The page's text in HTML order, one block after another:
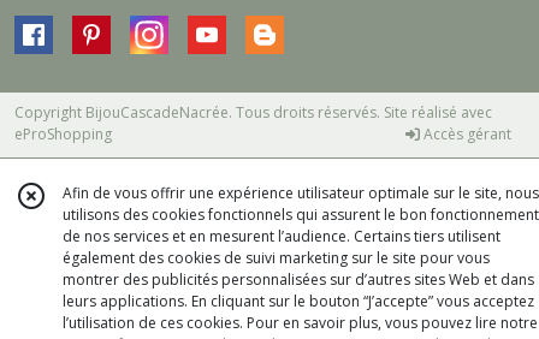
Copyright BijouCascadeNacrée. Tous droits réservés. Site réalisé avec
eProShopping
Accès gérant
Afin de vous offrir une expérience utilisateur optimale sur le site, nous
utilisons des cookies fonctionnels qui assurent le bon fonctionnement
de nos services et en mesurent l’audience. Certains tiers utilisent
également des cookies de suivi marketing sur le site pour vous
montrer des publicités personnalisées sur d’autres sites Web et dans
leurs applications. En cliquant sur le bouton “J’accepte” vous acceptez
l’utilisation de ces cookies. Pour en savoir plus, vous pouvez lire notre